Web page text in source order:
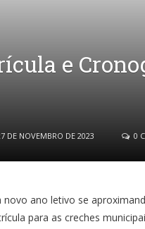
e
DE NOVEMBRO DE 2023 0
novo ano letivo se
para as creches